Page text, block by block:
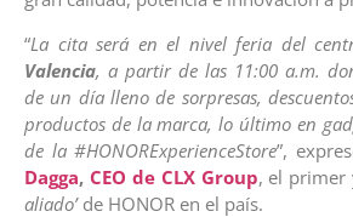
“La cita será en el nivel feria del
Valencia, a partir de las 11:00 a.m.
de un día lleno de sorpresas,
productos de la marca, lo último en
de la #HONORExperienceStore”,
Dagga, CEO de CLX Group, el primer
aliado’de HONOR en el país.